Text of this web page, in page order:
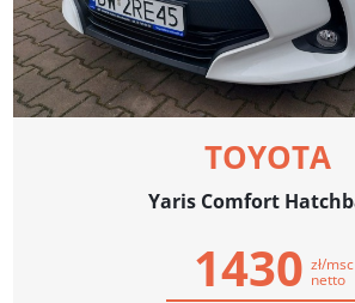
TOYOTA
Yaris Comfort
1430 zł/msc
netto